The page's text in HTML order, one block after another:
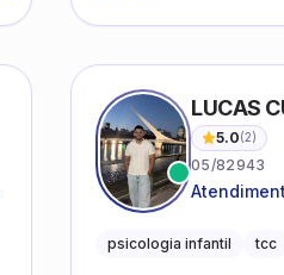
LUCAS
5.0(2)
05/82943
psicologia infantil tcc